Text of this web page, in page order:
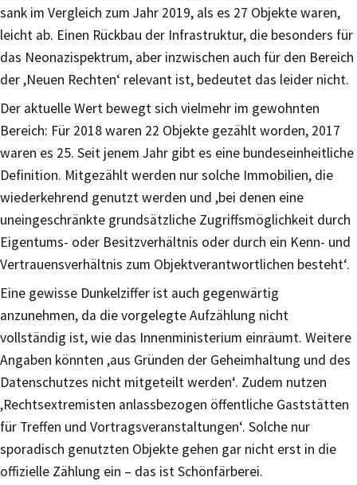
sank im Vergleich zum Jahr 2019, als es 27 Objekte waren,
leicht ab. Einen Rückbau der Infrastruktur, die besonders für
das Neonazispektrum, aber inzwischen auch für den Bereich
der ,Neuen Rechten‘ relevant ist, bedeutet das leider nicht.
Der aktuelle Wert bewegt sich vielmehr im gewohnten
Bereich: Für 2018 waren 22 Objekte gezählt worden, 2017
waren es 25. Seit jenem Jahr gibt es eine bundeseinheitliche
Definition. Mitgezählt werden nur solche Immobilien, die
wiederkehrend genutzt werden und ,bei denen eine
uneingeschränkte grundsätzliche Zugriffsmöglichkeit durch
Eigentums- oder Besitzverhältnis oder durch ein Kenn- und
Vertrauensverhältnis zum Objektverantwortlichen besteht‘.
Eine gewisse Dunkelziffer ist auch gegenwärtig
anzunehmen, da die vorgelegte Aufzählung nicht
vollständig ist, wie das Innenministerium einräumt. Weitere
Angaben könnten ,aus Gründen der Geheimhaltung und des
Datenschutzes nicht mitgeteilt werden‘. Zudem nutzen
,Rechtsextremisten anlassbezogen öffentliche Gaststätten
für Treffen und Vortragsveranstaltungen‘. Solche nur
sporadisch genutzten Objekte gehen gar nicht erst in die
offizielle Zählung ein – das ist Schönfärberei.